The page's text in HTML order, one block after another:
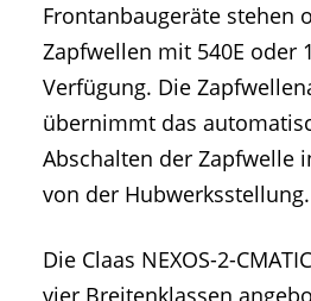
Frontanbaugeräte stehen
Zapfwellen mit 540E oder
Verfügung. Die
übernimmt das
Abschalten der Zapfwelle
von der Hubwerksstellung.
Die Claas NEXOS-2-
vier Breitenklassen